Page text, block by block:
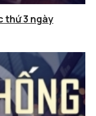
thứ 3 ngày